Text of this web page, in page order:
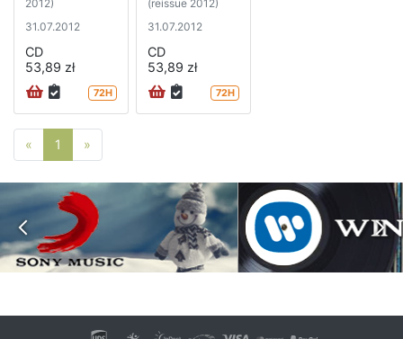
2012)
31.07.2012
CD
53,89 zł
72H
(reissue 2012)
31.07.2012
CD
53,89 zł
72H
« Poprzednia strona
1 »